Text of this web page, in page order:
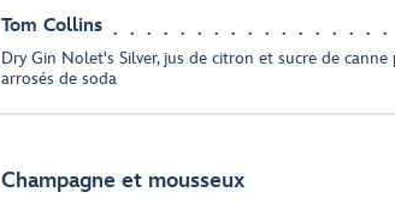
Tom Collins
Dry Gin Nolet's Silver, jus de citron et sucre de canne
arrosés de soda
Champagne et mousseux